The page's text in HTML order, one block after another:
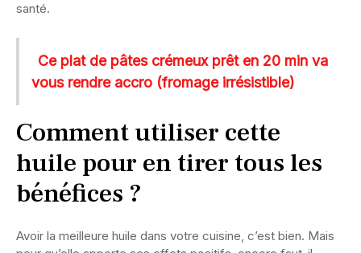
santé.
Ce plat de pâtes crémeux prêt en 20 min va
vous rendre accro (fromage irrésistible)
Comment utiliser cette
huile pour en tirer tous les
bénéfices ?
Avoir la meilleure huile dans votre cuisine, c’est bien. Mais